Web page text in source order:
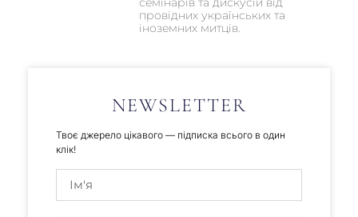
провідних українських та
іноземних митців.
NEWSLETTER
Твоє джерело цікавого — підписка всього в один
клік!